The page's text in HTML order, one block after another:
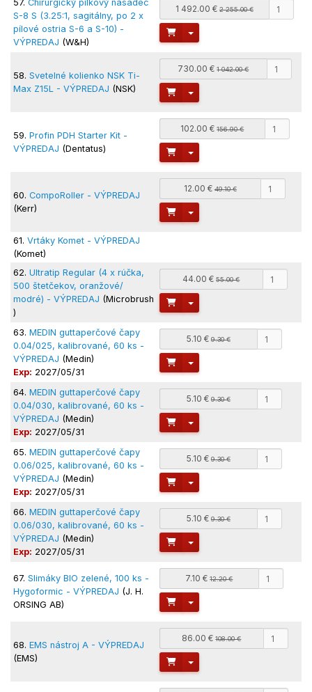
57. Chirurgický pílkový násadec
S-8 S (3.25:1, sagitálny, po 2 x
pílové ostria S-6 a S-10) -
VÝPREDAJ (W&H)
1 492.00 €2 255.00 €
Toggle Dropdown
58. Svetelné kolienko NSK Ti-
Max Z15L - VÝPREDAJ (NSK)
730.00 €1 042.00 €
Toggle Dropdown
59. Profin PDH Starter Kit -
VÝPREDAJ (Dentatus)
102.00 €156.90 €
Toggle Dropdown
60. CompoRoller - VÝPREDAJ
(Kerr)
12.00 €49.10 €
Toggle Dropdown
61. Vrtáky Komet - VÝPREDAJ
(Komet)
62. Ultratip Regular (4 x rúčka,
500 štetčekov, oranžové/
modré) - VÝPREDAJ (Microbrush
)
44.00 €55.00 €
Toggle Dropdown
63. MEDIN guttaperčové čapy
0.04/025, kalibrované, 60 ks -
VÝPREDAJ (Medin)
Exp: 2027/05/31
5.10 €9.30 €
Toggle Dropdown
64. MEDIN guttaperčové čapy
0.04/030, kalibrované, 60 ks -
VÝPREDAJ (Medin)
Exp: 2027/05/31
5.10 €9.30 €
Toggle Dropdown
65. MEDIN guttaperčové čapy
0.06/025, kalibrované, 60 ks -
VÝPREDAJ (Medin)
Exp: 2027/05/31
5.10 €9.30 €
Toggle Dropdown
66. MEDIN guttaperčové čapy
0.06/030, kalibrované, 60 ks -
VÝPREDAJ (Medin)
Exp: 2027/05/31
5.10 €9.30 €
Toggle Dropdown
67. Slimáky BIO zelené, 100 ks -
Hygoformic - VÝPREDAJ (J. H.
ORSING AB)
7.10 €12.20 €
Toggle Dropdown
68. EMS nástroj A - VÝPREDAJ
(EMS)
86.00 €108.00 €
Toggle Dropdown